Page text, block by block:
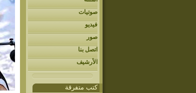
صوتيات
فيديو
صور
اتصل بنا
الأرشيف
كتب متفرقة